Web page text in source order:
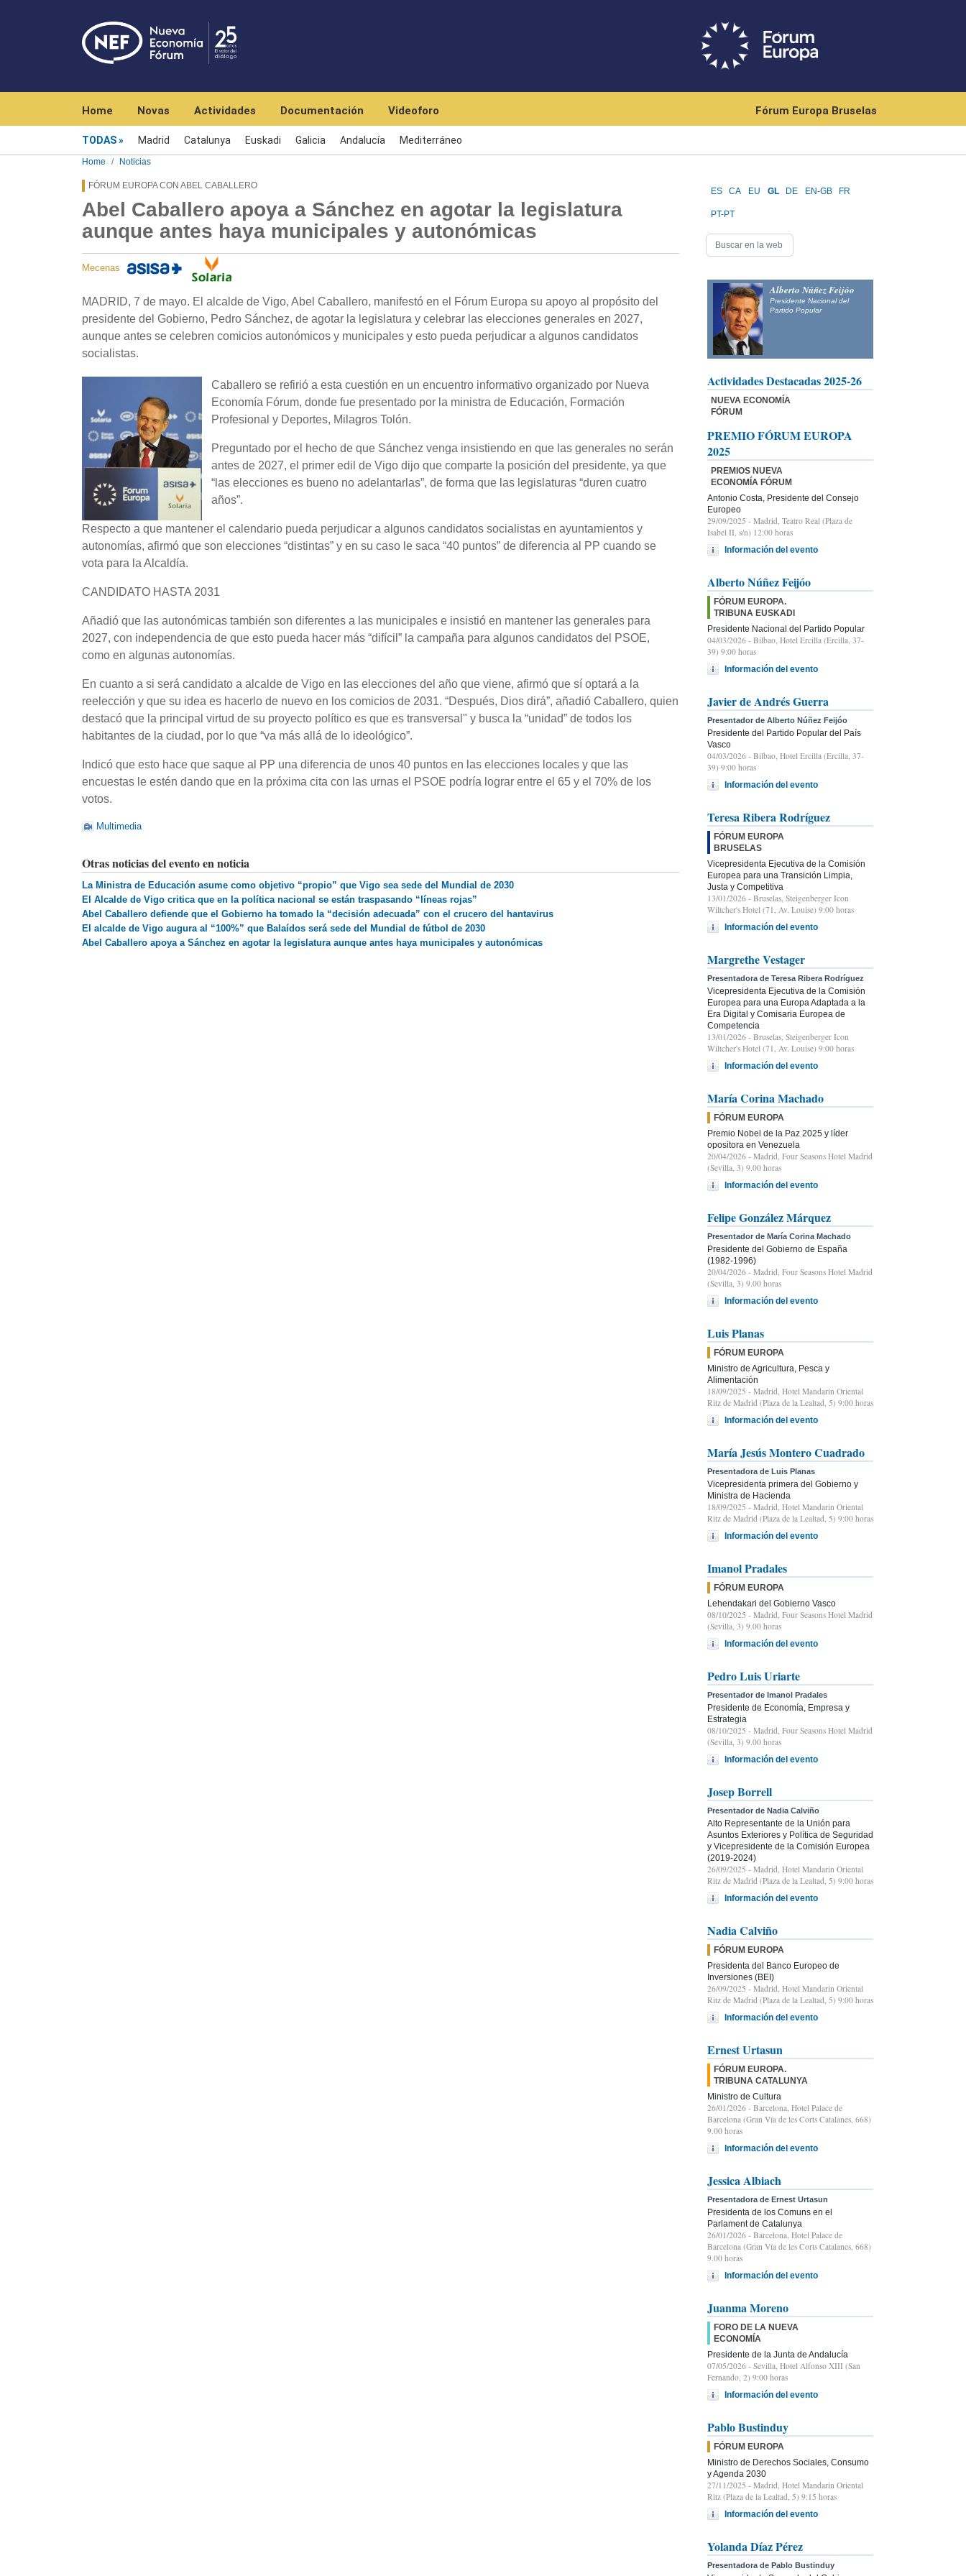
Home Novas Actividades Documentación Videoforo Fórum Europa Bruselas
TODAS Madrid Catalunya Euskadi Galicia Andalucía Mediterráneo
Home Noticias
FÓRUM EUROPA CON ABEL CABALLERO
Abel Caballero apoya a Sánchez en agotar la legislatura
aunque antes haya municipales y autonómicas
Mecenas
MADRID, 7 de mayo. El alcalde de Vigo, Abel Caballero, manifestó en el Fórum Europa su apoyo al propósito del
presidente del Gobierno, Pedro Sánchez, de agotar la legislatura y celebrar las elecciones generales en 2027,
aunque antes se celebren comicios autonómicos y municipales y esto pueda perjudicar a algunos candidatos
socialistas.
Caballero se refirió a esta cuestión en un encuentro informativo organizado por Nueva
Economía Fórum, donde fue presentado por la ministra de Educación, Formación
Profesional y Deportes, Milagros Tolón.
Preguntado por el hecho de que Sánchez venga insistiendo en que las generales no serán
antes de 2027, el primer edil de Vigo dijo que comparte la posición del presidente, ya que
“las elecciones es bueno no adelantarlas”, de forma que las legislaturas “duren cuatro
años”.
Respecto a que mantener el calendario pueda perjudicar a algunos candidatos socialistas en ayuntamientos y
autonomías, afirmó que son elecciones “distintas” y en su caso le saca “40 puntos” de diferencia al PP cuando se
vota para la Alcaldía.
CANDIDATO HASTA 2031
Añadió que las autonómicas también son diferentes a las municipales e insistió en mantener las generales para
2027, con independencia de que esto pueda hacer más “difícil” la campaña para algunos candidatos del PSOE,
como en algunas autonomías.
En cuanto a si será candidato a alcalde de Vigo en las elecciones del año que viene, afirmó que sí optará a la
reelección y que su idea es hacerlo de nuevo en los comicios de 2031. “Después, Dios dirá”, añadió Caballero, quien
destacó que la principal virtud de su proyecto político es que es transversal" y busca la “unidad” de todos los
habitantes de la ciudad, por lo que “va más allá de lo ideológico”.
Indicó que esto hace que saque al PP una diferencia de unos 40 puntos en las elecciones locales y que las
encuestas le estén dando que en la próxima cita con las urnas el PSOE podría lograr entre el 65 y el 70% de los
votos.
Multimedia
Otras noticias del evento en noticia
La Ministra de Educación asume como objetivo “propio” que Vigo sea sede del Mundial de 2030
El Alcalde de Vigo critica que en la política nacional se están traspasando “líneas rojas”
Abel Caballero defiende que el Gobierno ha tomado la “decisión adecuada” con el crucero del hantavirus
El alcalde de Vigo augura al “100%” que Balaídos será sede del Mundial de fútbol de 2030
Abel Caballero apoya a Sánchez en agotar la legislatura aunque antes haya municipales y autonómicas
ES CA EU GL DE EN-GB FR
PT-PT
Alberto Núñez Feijóo
Presidente Nacional del
Partido Popular
Actividades Destacadas 2025-26
NUEVA ECONOMÍA
FÓRUM
PREMIO FÓRUM EUROPA
2025
PREMIOS NUEVA
ECONOMÍA FÓRUM
Antonio Costa, Presidente del Consejo
Europeo
29/09/2025 - Madrid, Teatro Real (Plaza de
Isabel II, s/n) 12:00 horas
Información del evento
Alberto Núñez Feijóo
FÓRUM EUROPA.
TRIBUNA EUSKADI
Presidente Nacional del Partido Popular
04/03/2026 - Bilbao, Hotel Ercilla (Ercilla, 37-
39) 9:00 horas
Información del evento
Javier de Andrés Guerra
Presentador de Alberto Núñez Feijóo
Presidente del Partido Popular del País
Vasco
04/03/2026 - Bilbao, Hotel Ercilla (Ercilla, 37-
39) 9:00 horas
Información del evento
Teresa Ribera Rodríguez
FÓRUM EUROPA
BRUSELAS
Vicepresidenta Ejecutiva de la Comisión
Europea para una Transición Limpia,
Justa y Competitiva
13/01/2026 - Bruselas, Steigenberger Icon
Wiltcher's Hotel (71, Av. Louise) 9:00 horas
Información del evento
Margrethe Vestager
Presentadora de Teresa Ribera Rodríguez
Vicepresidenta Ejecutiva de la Comisión
Europea para una Europa Adaptada a la
Era Digital y Comisaria Europea de
Competencia
13/01/2026 - Bruselas, Steigenberger Icon
Wiltcher's Hotel (71, Av. Louise) 9:00 horas
Información del evento
María Corina Machado
FÓRUM EUROPA
Premio Nobel de la Paz 2025 y líder
opositora en Venezuela
20/04/2026 - Madrid, Four Seasons Hotel Madrid
(Sevilla, 3) 9.00 horas
Información del evento
Felipe González Márquez
Presentador de María Corina Machado
Presidente del Gobierno de España
(1982-1996)
20/04/2026 - Madrid, Four Seasons Hotel Madrid
(Sevilla, 3) 9.00 horas
Información del evento
Luis Planas
FÓRUM EUROPA
Ministro de Agricultura, Pesca y
Alimentación
18/09/2025 - Madrid, Hotel Mandarin Oriental
Ritz de Madrid (Plaza de la Lealtad, 5) 9:00 horas
Información del evento
María Jesús Montero Cuadrado
Presentadora de Luis Planas
Vicepresidenta primera del Gobierno y
Ministra de Hacienda
18/09/2025 - Madrid, Hotel Mandarin Oriental
Ritz de Madrid (Plaza de la Lealtad, 5) 9:00 horas
Información del evento
Imanol Pradales
FÓRUM EUROPA
Lehendakari del Gobierno Vasco
08/10/2025 - Madrid, Four Seasons Hotel Madrid
(Sevilla, 3) 9.00 horas
Información del evento
Pedro Luis Uriarte
Presentador de Imanol Pradales
Presidente de Economía, Empresa y
Estrategia
08/10/2025 - Madrid, Four Seasons Hotel Madrid
(Sevilla, 3) 9.00 horas
Información del evento
Josep Borrell
Presentador de Nadia Calviño
Alto Representante de la Unión para
Asuntos Exteriores y Política de Seguridad
y Vicepresidente de la Comisión Europea
(2019-2024)
26/09/2025 - Madrid, Hotel Mandarin Oriental
Ritz de Madrid (Plaza de la Lealtad, 5) 9:00 horas
Información del evento
Nadia Calviño
FÓRUM EUROPA
Presidenta del Banco Europeo de
Inversiones (BEI)
26/09/2025 - Madrid, Hotel Mandarin Oriental
Ritz de Madrid (Plaza de la Lealtad, 5) 9:00 horas
Información del evento
Ernest Urtasun
FÓRUM EUROPA.
TRIBUNA CATALUNYA
Ministro de Cultura
26/01/2026 - Barcelona, Hotel Palace de
Barcelona (Gran Vía de les Corts Catalanes, 668)
9.00 horas
Información del evento
Jessica Albiach
Presentadora de Ernest Urtasun
Presidenta de los Comuns en el
Parlament de Catalunya
26/01/2026 - Barcelona, Hotel Palace de
Barcelona (Gran Vía de les Corts Catalanes, 668)
9.00 horas
Información del evento
Juanma Moreno
FORO DE LA NUEVA
ECONOMÍA
Presidente de la Junta de Andalucía
07/05/2026 - Sevilla, Hotel Alfonso XIII (San
Fernando, 2) 9:00 horas
Información del evento
Pablo Bustinduy
FÓRUM EUROPA
Ministro de Derechos Sociales, Consumo
y Agenda 2030
27/11/2025 - Madrid, Hotel Mandarin Oriental
Ritz (Plaza de la Lealtad, 5) 9:15 horas
Información del evento
Yolanda Díaz Pérez
Presentadora de Pablo Bustinduy